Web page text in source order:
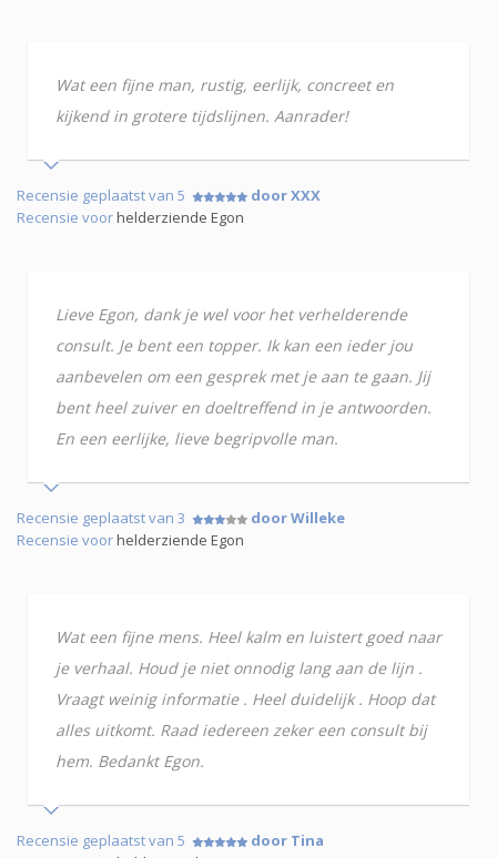
Wat een fijne man, rustig, eerlijk, concreet en
kijkend in grotere tijdslijnen. Aanrader!
Recensie geplaatst van 5
door XXX
Recensie voorhelderziende Egon
Lieve Egon, dank je wel voor het verhelderende
consult. Je bent een topper. Ik kan een ieder jou
aanbevelen om een gesprek met je aan te gaan. Jij
bent heel zuiver en doeltreffend in je antwoorden.
En een eerlijke, lieve begripvolle man.
Recensie geplaatst van 3
door Willeke
Recensie voorhelderziende Egon
Wat een fijne mens. Heel kalm en luistert goed naar
je verhaal. Houd je niet onnodig lang aan de lijn .
Vraagt weinig informatie . Heel duidelijk . Hoop dat
alles uitkomt. Raad iedereen zeker een consult bij
hem. Bedankt Egon.
Recensie geplaatst van 5
door Tina